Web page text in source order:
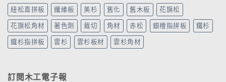
紐松直拼板 纖維板 美杉 舊化 舊木板 花旗松
花旗松角材 著色劑 裁切 角材 赤松 銀檜指拼板 鐵杉
鐵杉指拼板 雲杉 雲杉板材 雲杉角材
訂閱木工電子報